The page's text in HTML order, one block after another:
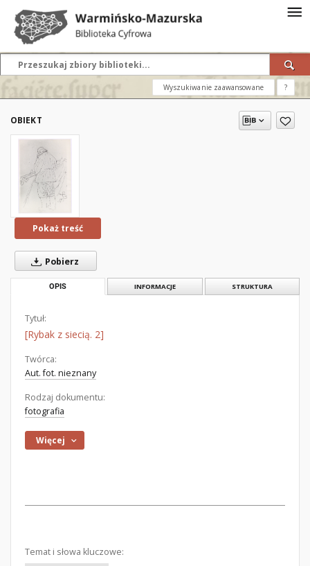
Wyszukiwanie zaawansowane ?
OBIEKT
Pokaż treść
Pobierz
OPIS INFORMACJE STRUKTURA
Tytuł:
[Rybak z siecią. 2]
Twórca:
Aut. fot. nieznany
Rodzaj dokumentu:
fotografia
Więcej
Temat i słowa kluczowe: